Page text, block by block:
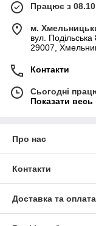
Працює з
м.
вул.
29007,
Контакти
Сьогодні
Показати весь
Про нас
Контакти
Доставка та оплата